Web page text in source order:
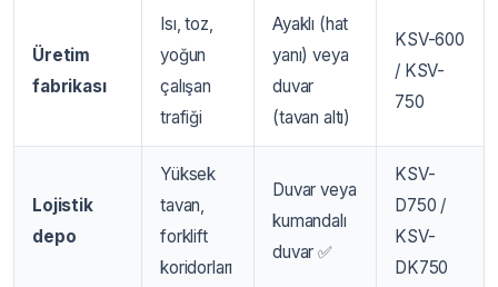
Üretim
fabrikası
Isı, toz,
yoğun
çalışan
trafiği
Ayaklı (hat
yanı) veya
duvar
(tavan altı)
KSV-600
/ KSV-
750
Lojistik
depo
Yüksek
tavan,
forklift
koridorları
Duvar veya
kumandalı
duvar ✅
KSV-
D750 /
KSV-
DK750